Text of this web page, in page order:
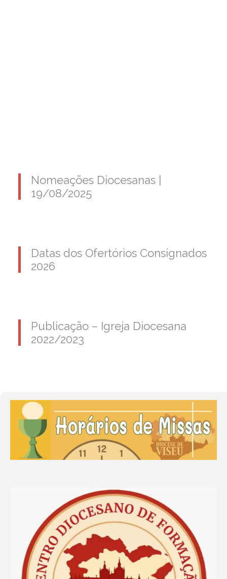
Nomeações Diocesanas |
19/08/2025
Datas dos Ofertórios Consignados
2026
Publicação – Igreja Diocesana
2022/2023